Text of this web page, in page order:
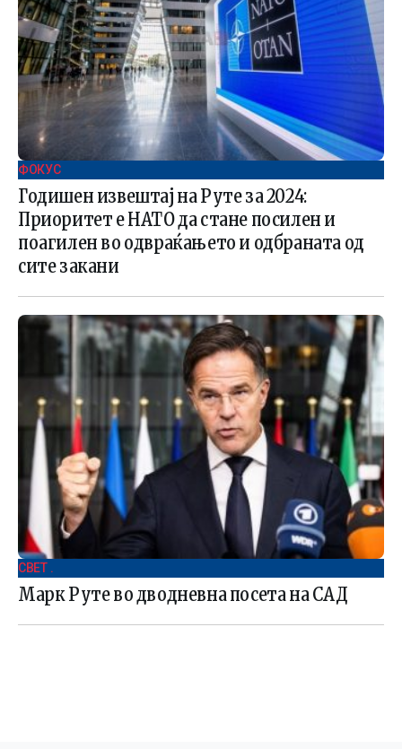
ФОКУС
Годишен извештај на Руте за 2024:
Приоритет е НАТО да стане посилен и
поагилен во одвраќањето и одбраната од
сите закани
СВЕТ .
Марк Руте во дводневна посета на САД